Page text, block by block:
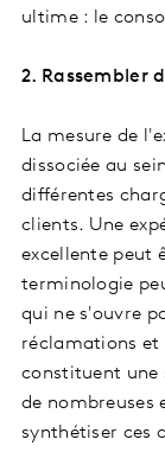
ultime : le
2. Rassembler
La mesure de
dissociée au
différentes
clients. Une
excellente peut
terminologie
qui ne s'ouvre
réclamations et
constituent une
de nombreuses
synthétiser ces